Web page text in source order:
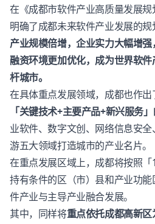
在《成都市软件产业高质量发展
明确了成都未来软件产业发展的规
产业规模倍增，企业实力大幅增
融资环境更加优化，成为世界软
杆城市。
在具体重点发展领域，成都也作
「关键技术+主要产品+新兴服务
业软件、数字文创、网络信息安
游五大领域打造城市的产业名片。
在重点发展区域上，成都将按照
持有条件的区（市）县和产业功
件产业与主导产业融合发展。
其中，同样将重点依托成都高新